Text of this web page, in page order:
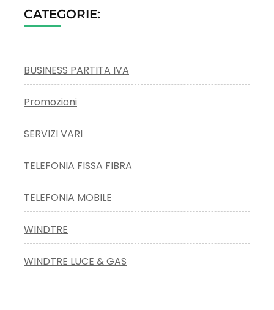
CATEGORIE:
BUSINESS PARTITA IVA
Promozioni
SERVIZI VARI
TELEFONIA FISSA FIBRA
TELEFONIA MOBILE
WINDTRE
WINDTRE LUCE & GAS